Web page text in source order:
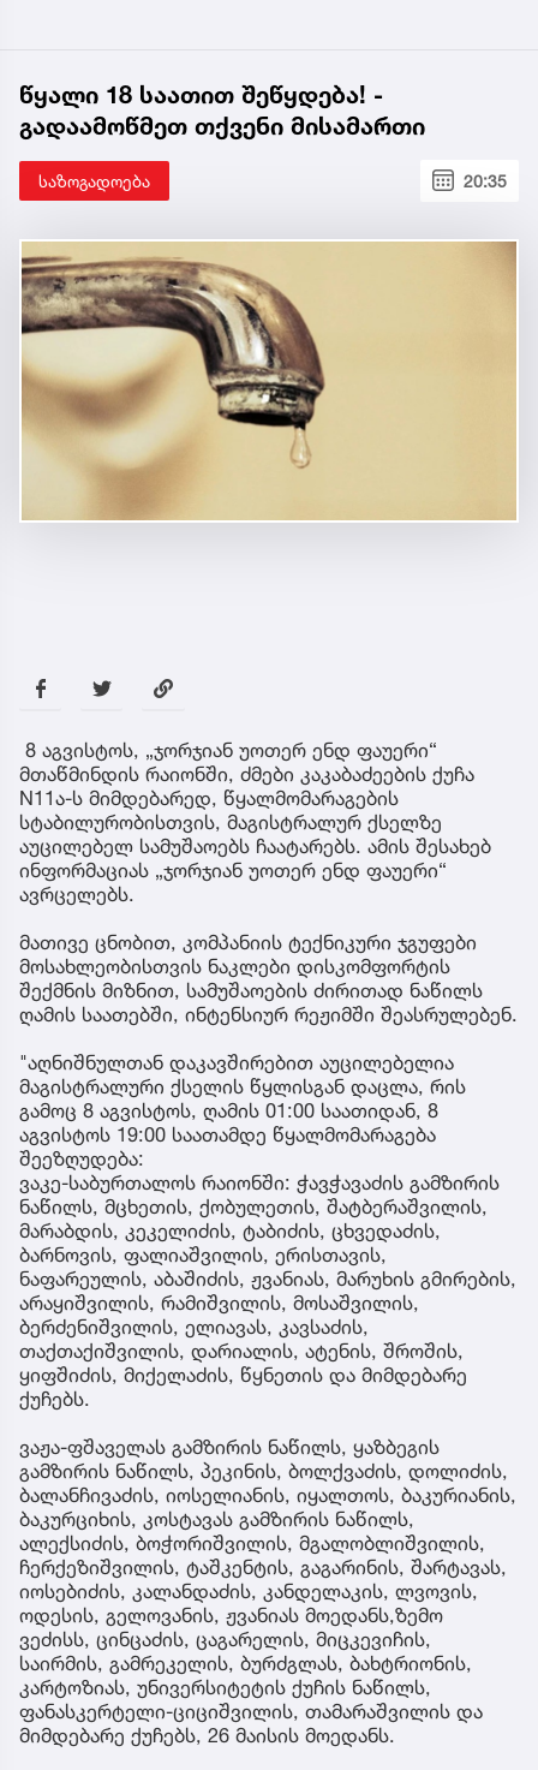
წყალი 18 საათით შეწყდება! -
გადაამოწმეთ თქვენი მისამართი
საზოგადოება 20:35
8 აგვისტოს, „ჯორჯიან უოთერ ენდ ფაუერი“
მთაწმინდის რაიონში, ძმები კაკაბაძეების ქუჩა
N11ა-ს მიმდებარედ, წყალმომარაგების
სტაბილურობისთვის, მაგისტრალურ ქსელზე
აუცილებელ სამუშაოებს ჩაატარებს. ამის შესახებ
ინფორმაციას „ჯორჯიან უოთერ ენდ ფაუერი“
ავრცელებს.
მათივე ცნობით, კომპანიის ტექნიკური ჯგუფები
მოსახლეობისთვის ნაკლები დისკომფორტის
შექმნის მიზნით, სამუშაოების ძირითად ნაწილს
ღამის საათებში, ინტენსიურ რეჟიმში შეასრულებენ.
"აღნიშნულთან დაკავშირებით აუცილებელია
მაგისტრალური ქსელის წყლისგან დაცლა, რის
გამოც 8 აგვისტოს, ღამის 01:00 საათიდან, 8
აგვისტოს 19:00 საათამდე წყალმომარაგება
შეეზღუდება:
ვაკე-საბურთალოს რაიონში: ჭავჭავაძის გამზირის
ნაწილს, მცხეთის, ქობულეთის, შატბერაშვილის,
მარაბდის, კეკელიძის, ტაბიძის, ცხვედაძის,
ბარნოვის, ფალიაშვილის, ერისთავის,
ნაფარეულის, აბაშიძის, ჟვანიას, მარუხის გმირების,
არაყიშვილის, რამიშვილის, მოსაშვილის,
ბერძენიშვილის, ელიავას, კავსაძის,
თაქთაქიშვილის, დარიალის, ატენის, შროშის,
ყიფშიძის, მიქელაძის, წყნეთის და მიმდებარე
ქუჩებს.
ვაჟა-ფშაველას გამზირის ნაწილს, ყაზბეგის
გამზირის ნაწილს, პეკინის, ბოლქვაძის, დოლიძის,
ბალანჩივაძის, იოსელიანის, იყალთოს, ბაკურიანის,
ბაკურციხის, კოსტავას გამზირის ნაწილს,
ალექსიძის, ბოჭორიშვილის, მგალობლიშვილის,
ჩერქეზიშვილის, ტაშკენტის, გაგარინის, შარტავას,
იოსებიძის, კალანდაძის, კანდელაკის, ლვოვის,
ოდესის, გელოვანის, ჟვანიას მოედანს,ზემო
ვეძისს, ცინცაძის, ცაგარელის, მიცკევიჩის,
საირმის, გამრეკელის, ბურძგლას, ბახტრიონის,
კარტოზიას, უნივერსიტეტის ქუჩის ნაწილს,
ფანასკერტელი-ციციშვილის, თამარაშვილის და
მიმდებარე ქუჩებს, 26 მაისის მოედანს.